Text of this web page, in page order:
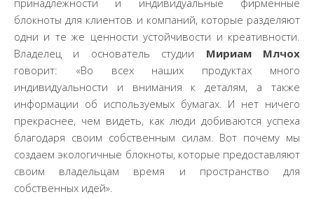
блокноты для клиентов и компаний, которые разделяют
одни и те же ценности устойчивости и креативности.
Владелец и основатель студии Мириам Млчох
говорит: «Во всех наших продуктах много
индивидуальности и внимания к деталям, а также
информации об используемых бумагах. И нет ничего
прекраснее, чем видеть, как люди добиваются успеха
благодаря своим собственным силам. Вот почему мы
создаем экологичные блокноты, которые предоставляют
своим владельцам время и пространство для
собственных идей».